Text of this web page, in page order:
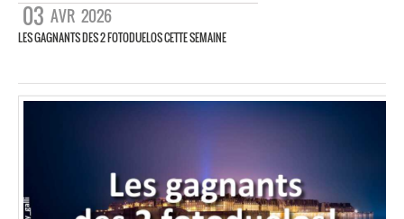
03 AVR 2026
LES GAGNANTS DES 2 FOTODUELOS CETTE SEMAINE